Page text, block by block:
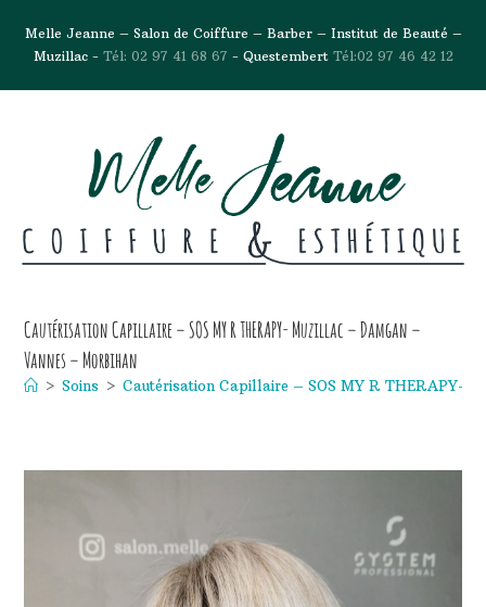
Melle Jeanne – Salon de Coiffure – Barber – Institut de Beauté –
Muzillac - Tél: 02 97 41 68 67 - Questembert Tél:02 97 46 42 12
Cautérisation Capillaire – SOS MY R THERAPY- Muzillac – Damgan –
Vannes – Morbihan
> Soins > Cautérisation Capillaire – SOS MY R THERAPY-